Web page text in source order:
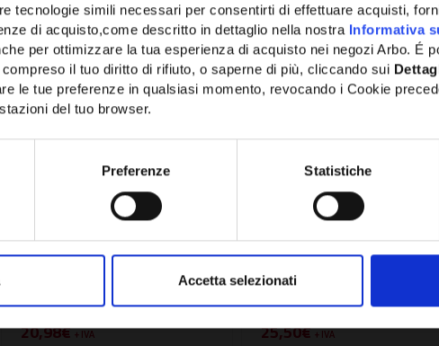
tecnologie simili necessari per consentirti di effettuare acquisti,
di acquisto,come descritto in dettaglio nella nostra Informativa
per ottimizzare la tua esperienza di acquisto nei negozi Arbo. É
il tuo diritto di rifiuto, o saperne di più, cliccando sui
le tue preferenze in qualsiasi momento, revocando i Cookie
del tuo browser.
Preferenze Statistiche
Accetta selezionati
ELCO64990257
GUARNIZIONE
ELCO64990257
20,98€+ IVA
ELCO65000940
GUARNIZIONE
MISCELAZIONE OSS4 -
ELCO65000940
25,50€+ IVA